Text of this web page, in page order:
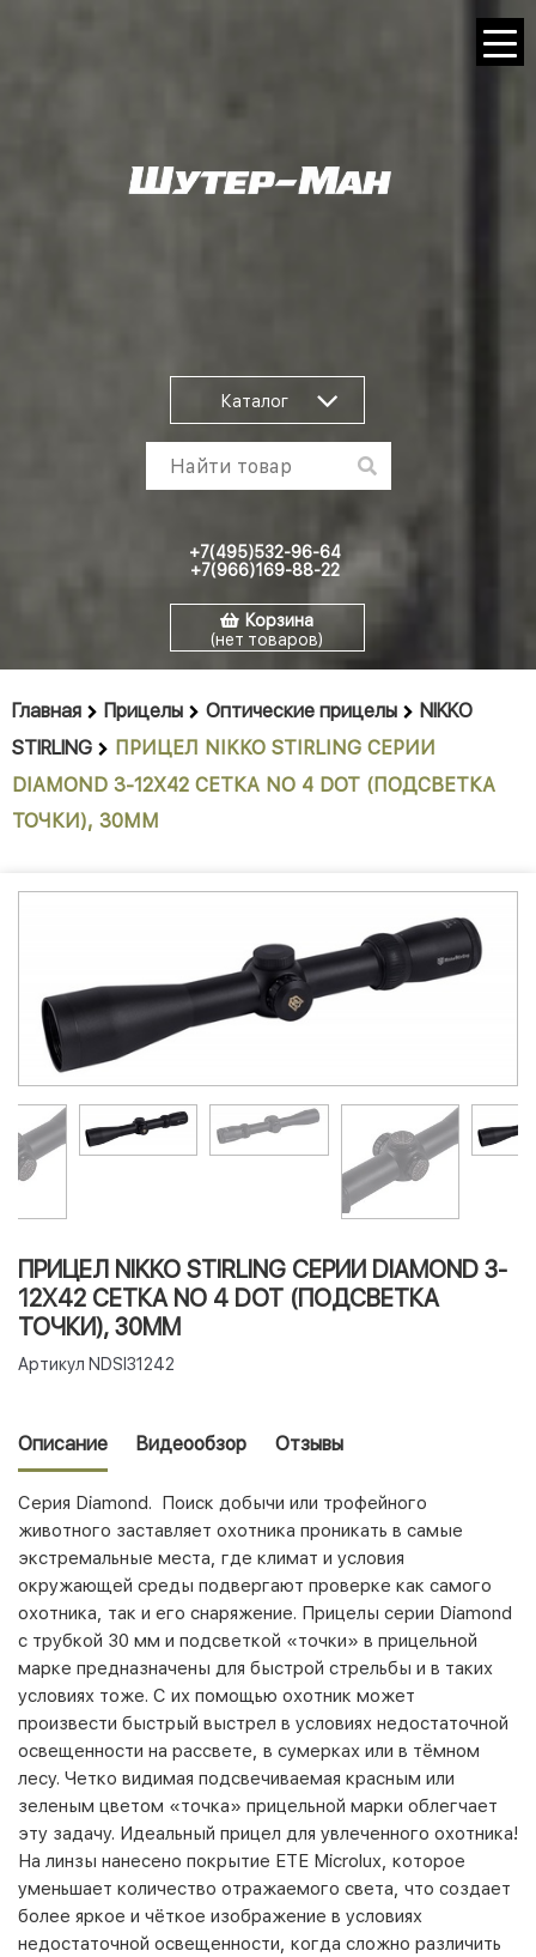
Каталог
+7(495)532-96-64
+7(966)169-88-22
Корзина
(нет товаров)
Главная Прицелы Оптические прицелы
NIKKO
STIRLING
ПРИЦЕЛ NIKKO STIRLING СЕРИИ
DIAMOND 3-12X42 СЕТКА NO 4 DOT (ПОДСВЕТКА
ТОЧКИ), 30ММ
ПРИЦЕЛ NIKKO STIRLING СЕРИИ DIAMOND 3-
12X42 СЕТКА NO 4 DOT (ПОДСВЕТКА
ТОЧКИ), 30ММ
Артикул NDSI31242
Описание Видеообзор Отзывы
Серия Diamond. Поиск добычи или трофейного
животного заставляет охотника проникать в самые
экстремальные места, где климат и условия
окружающей среды подвергают проверке как самого
охотника, так и его снаряжение. Прицелы серии Diamond
с трубкой 30 мм и подсветкой «точки» в прицельной
марке предназначены для быстрой стрельбы и в таких
условиях тоже. С их помощью охотник может
произвести быстрый выстрел в условиях недостаточной
освещенности на рассвете, в сумерках или в тёмном
лесу. Четко видимая подсвечиваемая красным или
зеленым цветом «точка» прицельной марки облегчает
эту задачу. Идеальный прицел для увлеченного охотника!
На линзы нанесено покрытие ETE Microlux, которое
уменьшает количество отражаемого света, что создает
более яркое и чёткое изображение в условиях
недостаточной освещенности, когда сложно различить